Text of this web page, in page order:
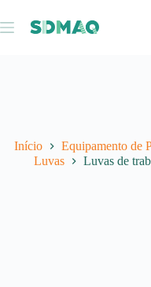
para
o
Início
Equipamento de
Luvas
Luvas de